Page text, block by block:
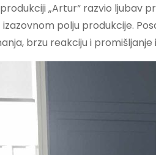
„Artur“ razvio ljubav
polju produkcije.
brzu reakciju i promišljanje